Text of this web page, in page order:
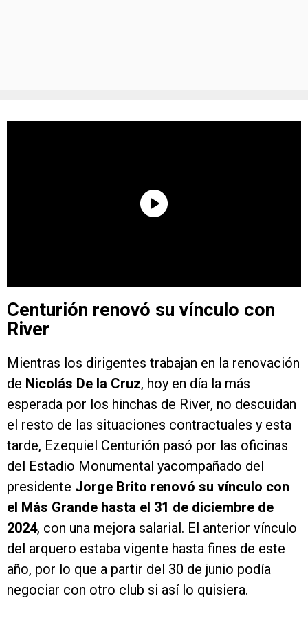
Centurión renovó su vínculo con
River
Mientras los dirigentes trabajan en la renovación
de Nicolás De la Cruz, hoy en día la más
esperada por los hinchas de River, no descuidan
el resto de las situaciones contractuales y esta
tarde, Ezequiel Centurión pasó por las oficinas
del Estadio Monumental yacompañado del
presidente Jorge Brito renovó su vínculo con
el Más Grande hasta el 31 de diciembre de
2024, con una mejora salarial. El anterior vínculo
del arquero estaba vigente hasta fines de este
año, por lo que a partir del 30 de junio podía
negociar con otro club si así lo quisiera.